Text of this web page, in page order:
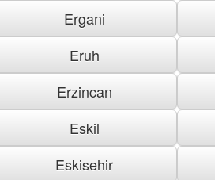
Ergani
Eruh
Erzincan
Eskil
Eskisehir